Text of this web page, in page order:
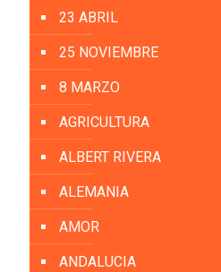
23 ABRIL
25 NOVIEMBRE
8 MARZO
AGRICULTURA
ALBERT RIVERA
ALEMANIA
AMOR
ANDALUCIA